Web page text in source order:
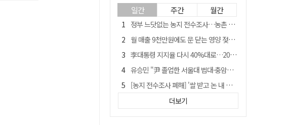
일간 주간 월간
정부 느닷없는 농지 전수조사…농촌 들쑤시는 '경자유전'의 칼날
월 매출 9천만원에도 문 닫는 영양 젖소농장… "일할 사람이 없어"
李대통령 지지율 다시 40%대로…20대는 18.8%p 급락
유승민 "尹 졸업한 서울대 법대·충암고도 없애야"…李 육사 통합 직격
[농지 전수조사 폐해] '쌀 받고 논 내 준' 도지농 이제 어쩌나?
[농지 전수조사 폐해] 농지값도 흔들리나…"도지 막히면 헐값 매물 나올 수도"
더보기